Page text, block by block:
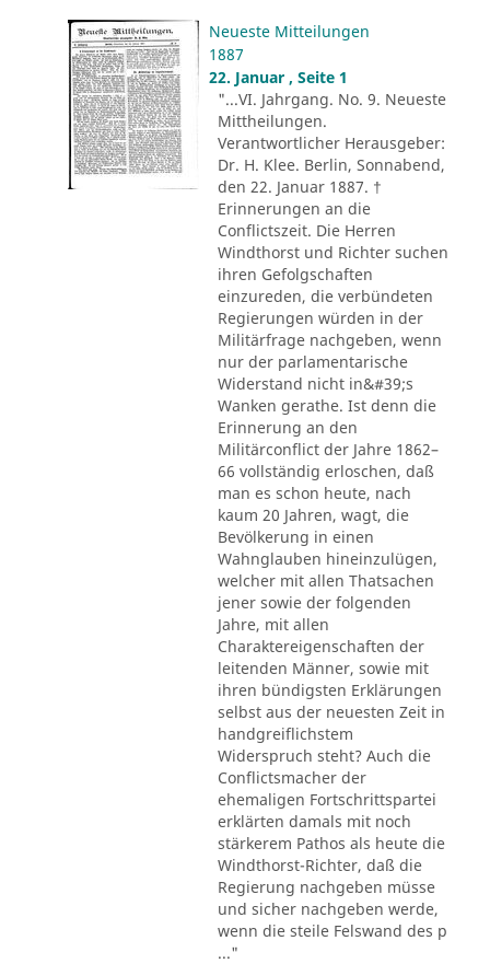
Neueste Mitteilungen
1887
22. Januar , Seite 1
"...VI. Jahrgang. No. 9. Neueste
Mittheilungen.
Verantwortlicher Herausgeber:
Dr. H. Klee. Berlin, Sonnabend,
den 22. Januar 1887. †
Erinnerungen an die
Conflictszeit. Die Herren
Windthorst und Richter suchen
ihren Gefolgschaften
einzureden, die verbündeten
Regierungen würden in der
Militärfrage nachgeben, wenn
nur der parlamentarische
Widerstand nicht in&#39;s
Wanken gerathe. Ist denn die
Erinnerung an den
Militärconflict der Jahre 1862–
66 vollständig erloschen, daß
man es schon heute, nach
kaum 20 Jahren, wagt, die
Bevölkerung in einen
Wahnglauben hineinzulügen,
welcher mit allen Thatsachen
jener sowie der folgenden
Jahre, mit allen
Charaktereigenschaften der
leitenden Männer, sowie mit
ihren bündigsten Erklärungen
selbst aus der neuesten Zeit in
handgreiflichstem
Widerspruch steht? Auch die
Conflictsmacher der
ehemaligen Fortschrittspartei
erklärten damals mit noch
stärkerem Pathos als heute die
Windthorst-Richter, daß die
Regierung nachgeben müsse
und sicher nachgeben werde,
wenn die steile Felswand des p
..."